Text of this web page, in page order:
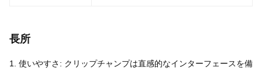
長所
1. 使いやすさ: クリップチャンプは直感的なインターフェースを備